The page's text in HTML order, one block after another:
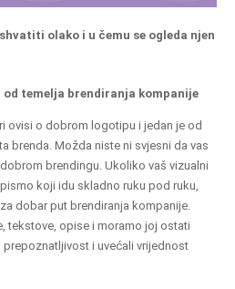
olako i u čemu se ogleda njen
temelja brendiranja kompanije
ovisi o dobrom logotipu i jedan je od
brenda. Možda niste ni svjesni da vas
brendingu. Ukoliko vaš vizualni
koji idu skladno ruku pod ruku,
dobar put brendiranja kompanije.
tekstove, opise i moramo joj ostati
i uvećali vrijednost